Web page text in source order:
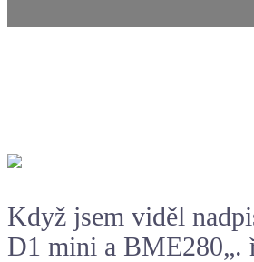
Když jsem viděl
D1 mini a BME280„.